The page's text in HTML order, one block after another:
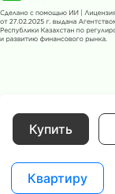
Купить
Квартиру